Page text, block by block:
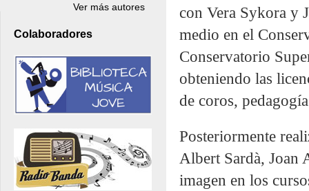
Ver más autores
Colaboradores
con Vera Sykora y
medio en el
Conservatorio
obteniendo las
de coros,
Posteriormente
Albert Sardà, Joan
imagen en los